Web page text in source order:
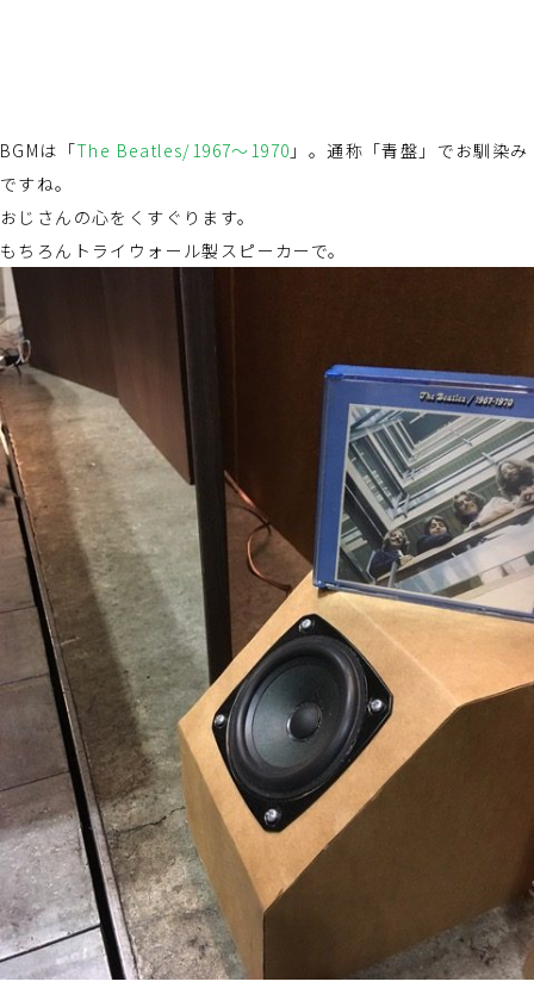
BGMは「The Beatles/1967〜1970 」。通称「青盤」でお馴染み
ですね。
おじさんの心をくすぐります。
もちろんトライウォール製スピーカーで。